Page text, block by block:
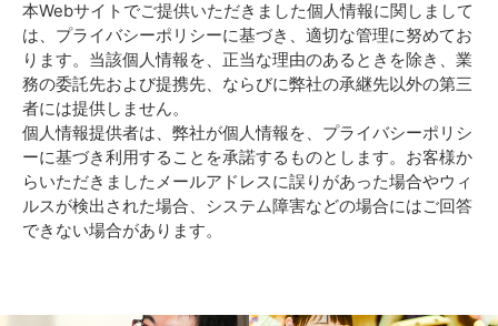
本Webサイトでご提供いただきました個人情報に関しまして
は、プライバシーポリシーに基づき、適切な管理に努めてお
ります。当該個人情報を、正当な理由のあるときを除き、業
務の委託先および提携先、ならびに弊社の承継先以外の第三
者には提供しません。
個人情報提供者は、弊社が個人情報を、プライバシーポリシ
ーに基づき利用することを承諾するものとします。お客様か
らいただきましたメールアドレスに誤りがあった場合やウィ
ルスが検出された場合、システム障害などの場合にはご回答
できない場合があります。